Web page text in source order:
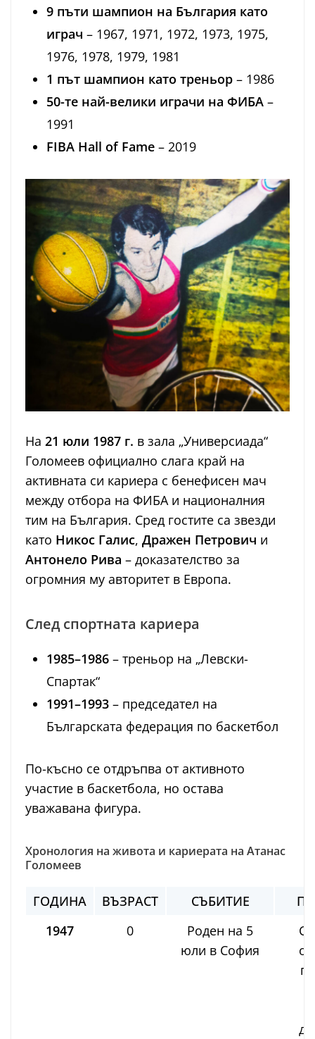
9 пъти шампион на България като
играч – 1967, 1971, 1972, 1973, 1975,
1976, 1978, 1979, 1981
1 път шампион като треньор – 1986
50-те най-велики играчи на ФИБА –
1991
FIBA Hall of Fame – 2019
На 21 юли 1987 г. в зала „Универсиада“
Голомеев официално слага край на
активната си кариера с бенефисен мач
между отбора на ФИБА и националния
тим на България. Сред гостите са звезди
като Никос Галис, Дражен Петрович и
Антонело Рива – доказателство за
огромния му авторитет в Европа.
След спортната кариера
1985–1986 – треньор на „Левски-
Спартак“
1991–1993 – председател на
Българската федерация по баскетбол
По-късно се отдръпва от активното
участие в баскетбола, но остава
уважавана фигура.
Хронология на живота и кариерата на Атанас
Голомеев
ГОДИНА ВЪЗРАСТ СЪБИТИЕ
1947
0
Роден на 5
юли в София